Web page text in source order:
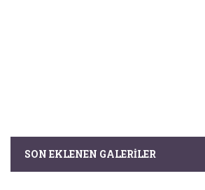
SON EKLENEN GALERILER